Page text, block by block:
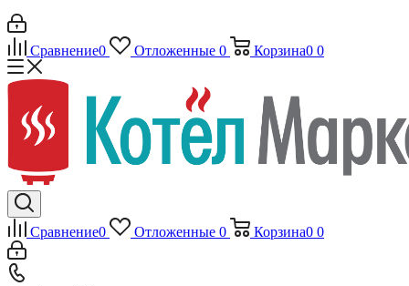
Сравнение0 Отложенные 0 Корзина0 0
Сравнение0 Отложенные 0 Корзина0 0